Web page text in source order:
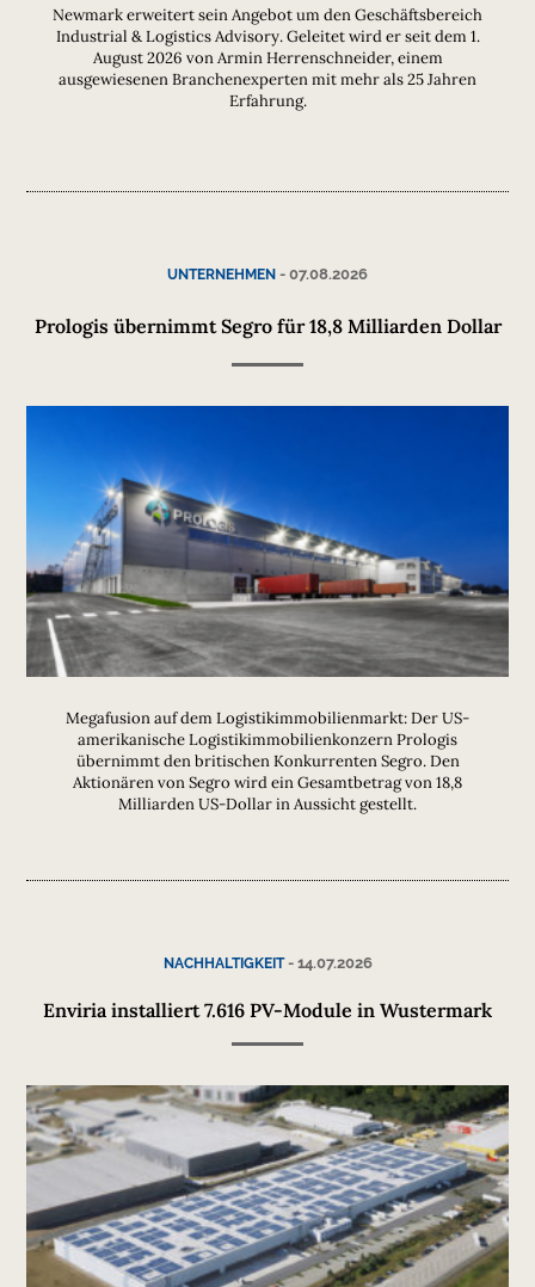
Newmark erweitert sein Angebot um den Geschäftsbereich
Industrial & Logistics Advisory. Geleitet wird er seit dem 1.
August 2026 von Armin Herrenschneider, einem
ausgewiesenen Branchenexperten mit mehr als 25 Jahren
Erfahrung.
UNTERNEHMEN - 07.08.2026
Prologis übernimmt Segro für 18,8 Milliarden Dollar
Megafusion auf dem Logistikimmobilienmarkt: Der US-
amerikanische Logistikimmobilienkonzern Prologis
übernimmt den britischen Konkurrenten Segro. Den
Aktionären von Segro wird ein Gesamtbetrag von 18,8
Milliarden US-Dollar in Aussicht gestellt.
NACHHALTIGKEIT- 14.07.2026
Enviria installiert 7.616 PV-Module in Wustermark